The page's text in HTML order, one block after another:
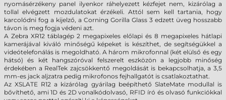
nyomásérzékeny panel ilyenkor ráhelyezett kézfejet nem, kizárólag a
tollal elvégzett mozdulatokat érzékeli. Attól sem kell tartania, hogy
karcolódni fog a kijelző, a Corning Gorilla Glass 3 edzett üveg hosszabb
távon is meg fogja védeni azt.
A Zebra XR12 táblagép 2 megapixeles előlapi és 8 megapixeles hátlapi
kamerájával kiváló minőségű képeket is készíthet, de segítségükkel a
videótelefonálás is megoldható. A három mikrofonnal (két elülső és egy
hátsó) és két hangszóróval felszerelt eszközön a legjobb minőség
érdekében a RealTek zajcsökkentő megoldását is bekapcsolhatja, a 3,5
mm-es jack aljzatra pedig mikrofonos fejhallgatót is csatlakoztathat.
Az XSLATE R12 a kizárólag gyárilag beépíthető SlateMate modullal is
bővíthető, ami 1D és 2D vonalkódolvasó, RFID író és olvasó funkciókkal